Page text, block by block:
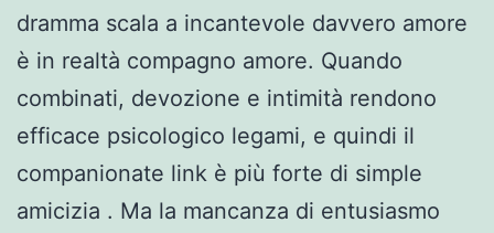
dramma scala a incantevole davvero amore
è in realtà compagno amore. Quando
combinati, devozione e intimità rendono
efficace psicologico legami, e quindi il
companionate link è più forte di simple
amicizia . Ma la mancanza di entusiasmo